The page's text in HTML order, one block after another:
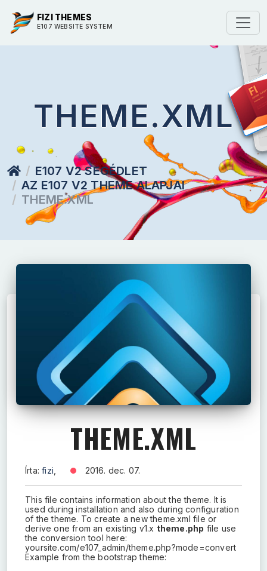
FIZI THEMES
E107 WEBSITE SYSTEM
THEME.XML
E107 V2 SEGÉDLET
AZ E107 V2 THEME ALAPJAI
THEME.XML
THEME.XML
Írta:fizi 2016. dec. 07.
This file contains information about the theme. It is
used during installation and also during configuration
of the theme. To create a new theme.xml file or
derive one from an existing v1.x theme.php file use
the conversion tool here:
yoursite.com/e107_admin/theme.php?mode=convert
Example from the bootstrap theme: